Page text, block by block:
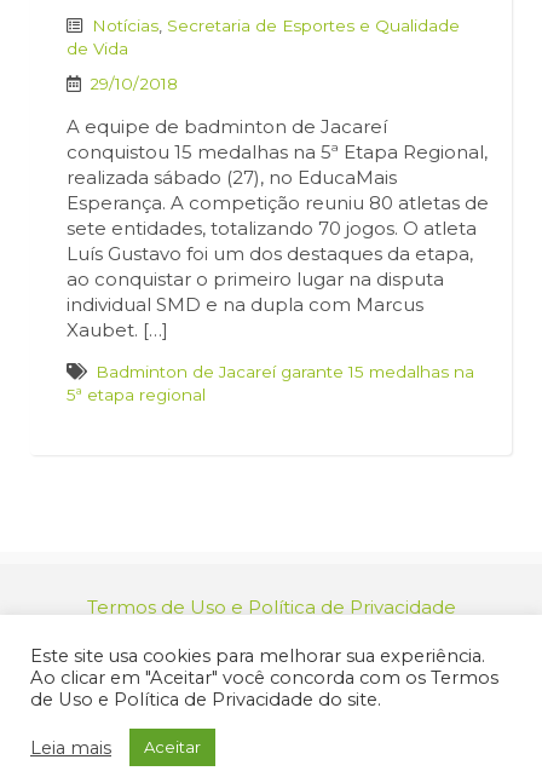
Notícias Secretaria de Esportes e Qualidade
de Vida
29/10/2018
A equipe de badminton de Jacareí
conquistou 15 medalhas na 5ª Etapa Regional,
realizada sábado (27), no EducaMais
Esperança. A competição reuniu 80 atletas de
sete entidades, totalizando 70 jogos. O atleta
Luís Gustavo foi um dos destaques da etapa,
ao conquistar o primeiro lugar na disputa
individual SMD e na dupla com Marcus
Xaubet. […]
Badminton de Jacareí garante 15 medalhas na
5ª etapa regional
Termos de Uso e Política de Privacidade
46.694.139/0001-83 | (12) 3955-9000
Endereço: Praça dos Três Poderes, 73 - Centro -
Jacareí/SP - CEP 12327-170
Este site usa cookies para melhorar sua experiência.
Ao clicar em "Aceitar" você concorda com os Termos
de Uso e Política de Privacidade do site.
Leia mais Aceitar